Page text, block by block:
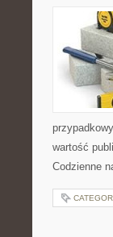
wartość
Codzienne